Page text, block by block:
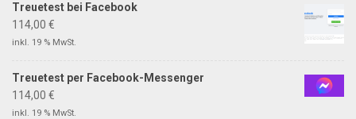
Treuetest bei Facebook
114,00 €
inkl. 19 % MwSt.
Treuetest per Facebook-Messenger
114,00 €
inkl. 19 % MwSt.